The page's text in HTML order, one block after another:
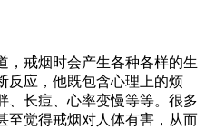
，戒烟时会产生各种各样的生
反应，他既包含心理上的烦
、长痘、心率变慢等等。很多
至觉得戒烟对人体有害，从而